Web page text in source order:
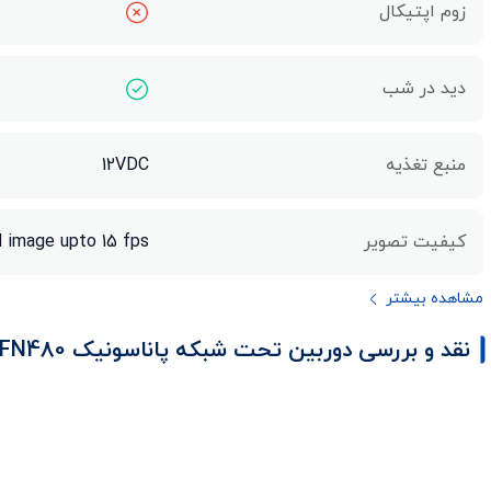
زوم اپتیکال
دید در شب
منبع تغذیه 12VDC
کیفیت تصویر image upto 15 fps
مشاهده بیشتر
نقد و بررسی دوربین تحت شبکه پاناسونیک WV-SFN480